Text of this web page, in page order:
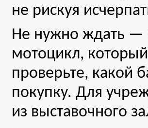
не рискуя
Не нужно ждать —
мотоцикл,
проверьте, какой
покупку. Для
из выставочного